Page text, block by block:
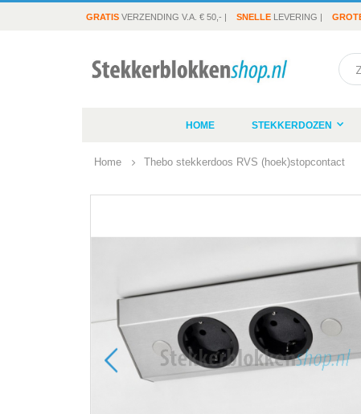
GRATIS VERZENDING V.A. € 50,- | SNELLE LEVERING |
HOME STEKKERDOZEN
Home Thebo stekkerdoos RVS (hoek)stopcontact
afbeeldingen-
gallerij